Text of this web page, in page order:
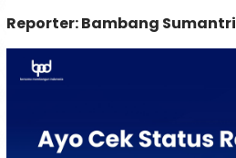
Reporter: Bambang Sumantri